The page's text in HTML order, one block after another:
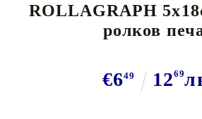
ROLLAGRAPH
ролков
€649 1269